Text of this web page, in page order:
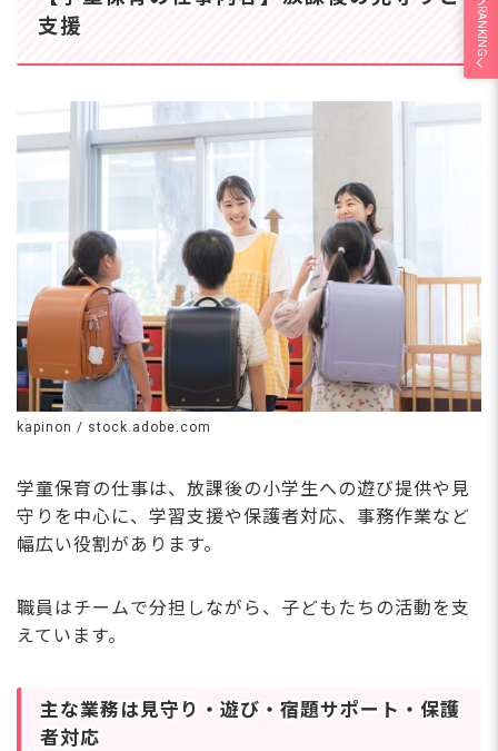
支援
kapinon / stock.adobe.com
学童保育の仕事は、放課後の小学生への遊び提供や見
守りを中心に、学習支援や保護者対応、事務作業など
幅広い役割があります。
職員はチームで分担しながら、子どもたちの活動を支
えています。
主な業務は見守り・遊び・宿題サポート・保護
者対応
RANKING